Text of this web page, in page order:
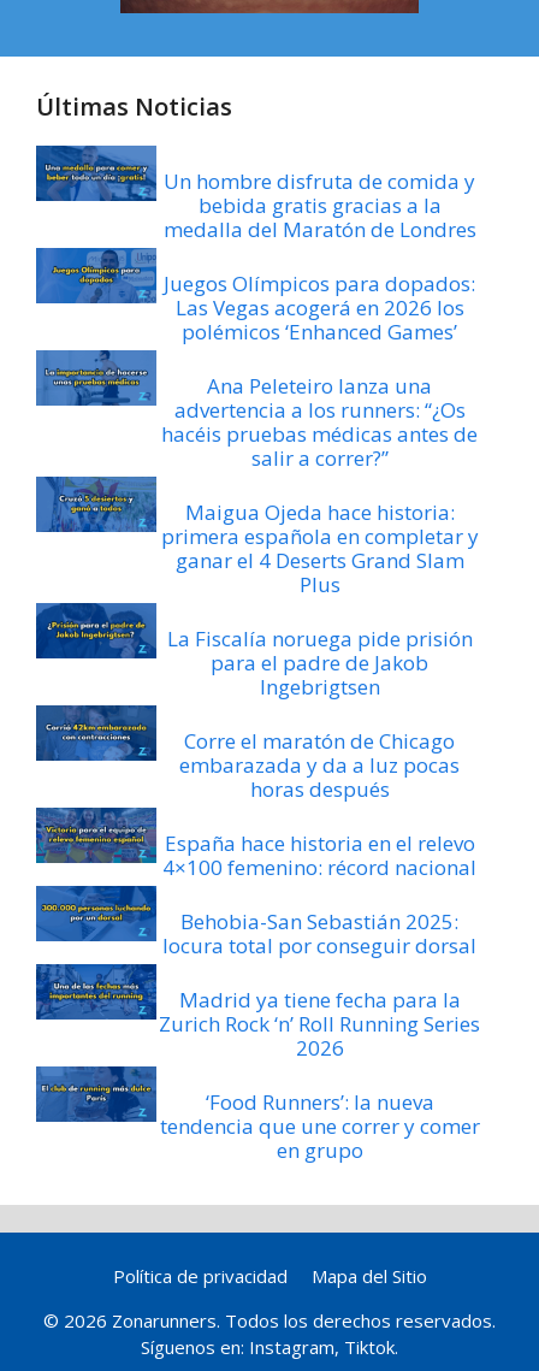
Últimas Noticias
Un hombre disfruta de comida y
bebida gratis gracias a la
medalla del Maratón de Londres
Juegos Olímpicos para dopados:
Las Vegas acogerá en 2026 los
polémicos ‘Enhanced Games’
Ana Peleteiro lanza una
advertencia a los runners: “¿Os
hacéis pruebas médicas antes de
salir a correr?”
Maigua Ojeda hace historia:
primera española en completar y
ganar el 4 Deserts Grand Slam
Plus
La Fiscalía noruega pide prisión
para el padre de Jakob
Ingebrigtsen
Corre el maratón de Chicago
embarazada y da a luz pocas
horas después
España hace historia en el relevo
4×100 femenino: récord nacional
Behobia-San Sebastián 2025:
locura total por conseguir dorsal
Madrid ya tiene fecha para la
Zurich Rock ‘n’ Roll Running Series
2026
‘Food Runners’: la nueva
tendencia que une correr y comer
en grupo
Política de privacidad
Mapa del Sitio
© 2026 Zonarunners. Todos los derechos reservados.
Síguenos en: Instagram, Tiktok.